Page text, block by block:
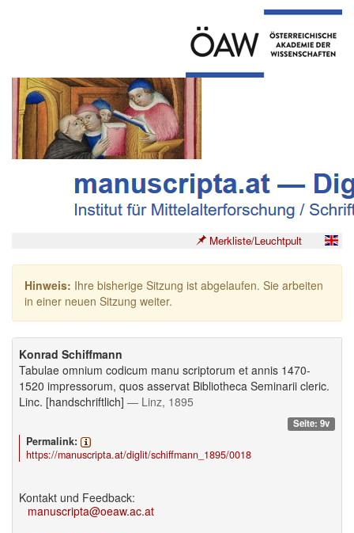
Merkliste/Leuchtpult
Hinweis: Ihre bisherige Sitzung ist abgelaufen. Sie arbeiten
in einer neuen Sitzung weiter.
Konrad Schiffmann
Tabulae omnium codicum manu scriptorum et annis 1470-
1520 impressorum, quos asservat Bibliotheca Seminarii cleric.
Linc. [handschriftlich] — Linz, 1895
Seite: 9v
Permalink:
https://manuscripta.at/diglit/schiffmann_1895/0018
Kontakt und Feedback:
manuscripta@oeaw.ac.at